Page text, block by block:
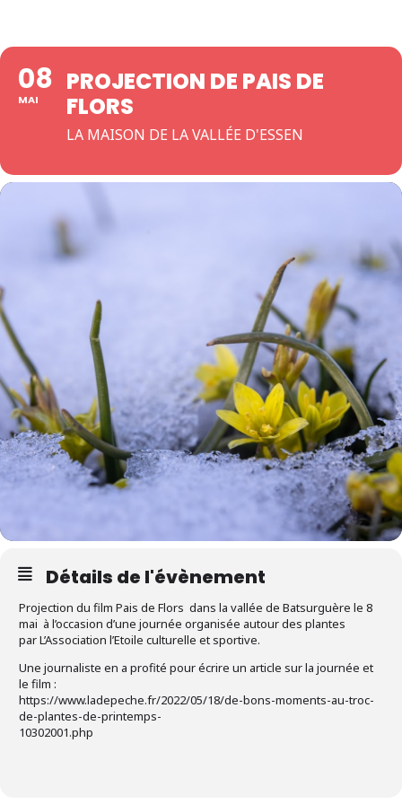
08
MAI
PROJECTION DE PAIS DE
FLORS
LA MAISON DE LA VALLÉE D'ESSEN
Détails de l'évènement
Projection du film Pais de Flors dans la vallée de Batsurguère le 8
mai à l’occasion d’une journée organisée autour des plantes
par L’Association l’Etoile culturelle et sportive.
Une journaliste en a profité pour écrire un article sur la journée et
le film :
https://www.ladepeche.fr/2022/05/18/de-bons-moments-au-troc-
de-plantes-de-printemps-
10302001.php